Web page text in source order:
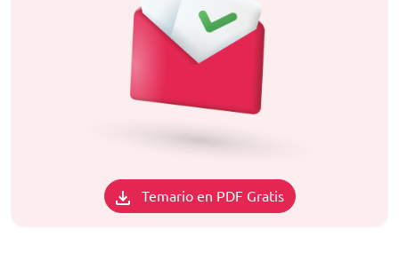
Temario en PDF Gratis